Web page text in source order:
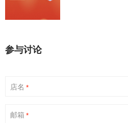
参与讨论
店名 *
邮箱 *